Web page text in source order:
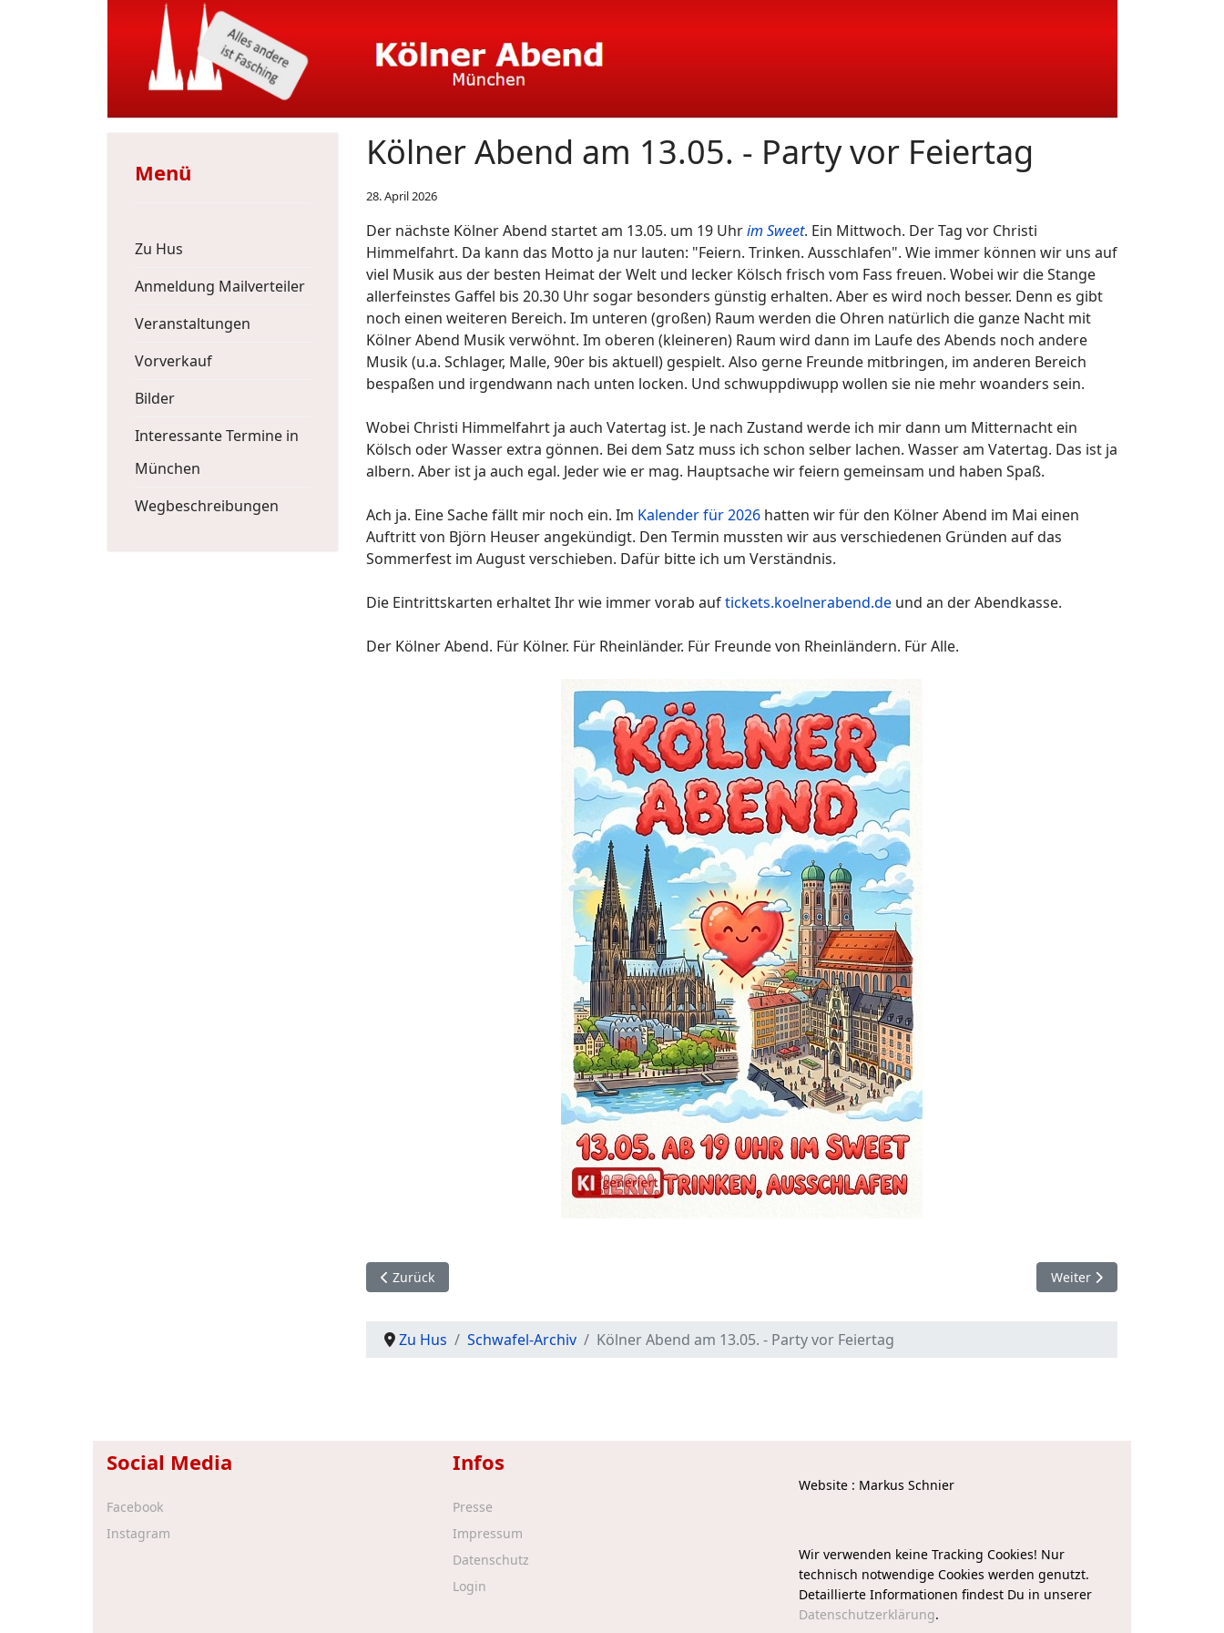
Menü
Zu Hus
Anmeldung Mailverteiler
Veranstaltungen
Vorverkauf
Bilder
Interessante Termine in
München
Wegbeschreibungen
Kölner Abend am 13.05. - Party vor Feiertag
28. April 2026
Der nächste Kölner Abend startet am 13.05. um 19 Uhrim Sweet. Ein Mittwoch. Der Tag vor Christi
Himmelfahrt. Da kann das Motto ja nur lauten: "Feiern. Trinken. Ausschlafen". Wie immer können wir uns auf
viel Musik aus der besten Heimat der Welt und lecker Kölsch frisch vom Fass freuen. Wobei wir die Stange
allerfeinstes Gaffel bis 20.30 Uhr sogar besonders günstig erhalten. Aber es wird noch besser. Denn es gibt
noch einen weiteren Bereich. Im unteren (großen) Raum werden die Ohren natürlich die ganze Nacht mit
Kölner Abend Musik verwöhnt. Im oberen (kleineren) Raum wird dann im Laufe des Abends noch andere
Musik (u.a. Schlager, Malle, 90er bis aktuell) gespielt. Also gerne Freunde mitbringen, im anderen Bereich
bespaßen und irgendwann nach unten locken. Und schwuppdiwupp wollen sie nie mehr woanders sein.
Wobei Christi Himmelfahrt ja auch Vatertag ist. Je nach Zustand werde ich mir dann um Mitternacht ein
Kölsch oder Wasser extra gönnen. Bei dem Satz muss ich schon selber lachen. Wasser am Vatertag. Das ist ja
albern. Aber ist ja auch egal. Jeder wie er mag. Hauptsache wir feiern gemeinsam und haben Spaß.
Ach ja. Eine Sache fällt mir noch ein. Im Kalender für 2026 hatten wir für den Kölner Abend im Mai einen
Auftritt von Björn Heuser angekündigt. Den Termin mussten wir aus verschiedenen Gründen auf das
Sommerfest im August verschieben. Dafür bitte ich um Verständnis.
Die Eintrittskarten erhaltet Ihr wie immer vorab auftickets.koelnerabend.de und an der Abendkasse.
Der Kölner Abend. Für Kölner. Für Rheinländer. Für Freunde von Rheinländern. Für Alle.
Vorheriger Beitrag: Kölner Abend am 13.05. - Die Bilder
Zurück Nächster Beitrag: Kölner
Weiter
Zu Hus Schwafel-Archiv Kölner Abend am 13.05. - Party vor Feiertag
Social Media
Facebook
Instagram
Infos
Presse
Impressum
Datenschutz
Login
Website : Markus Schnier
Wir verwenden keine Tracking Cookies! Nur
technisch notwendige Cookies werden genutzt.
Detaillierte Informationen findest Du in unserer
Datenschutzerklärung.